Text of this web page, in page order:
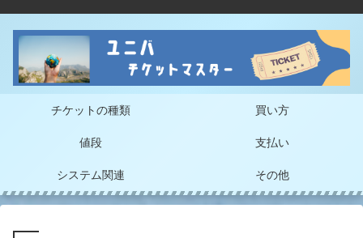
チケットの種類 買い方
値段 支払い
システム関連 その他